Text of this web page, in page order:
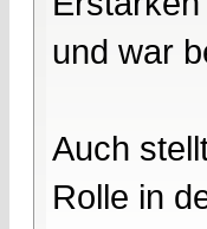
und war
Auch
Rolle in